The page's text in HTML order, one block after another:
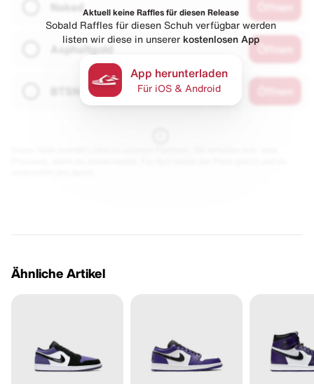
Naked
Asphaltgold
Aktuell keine Raffles für diesen Release
Sobald Raffles für diesen Schuh verfügbar werden
listen wir diese in unserer kostenlosen App
App herunterladen
Für iOS & Android
Ähnliche Artikel